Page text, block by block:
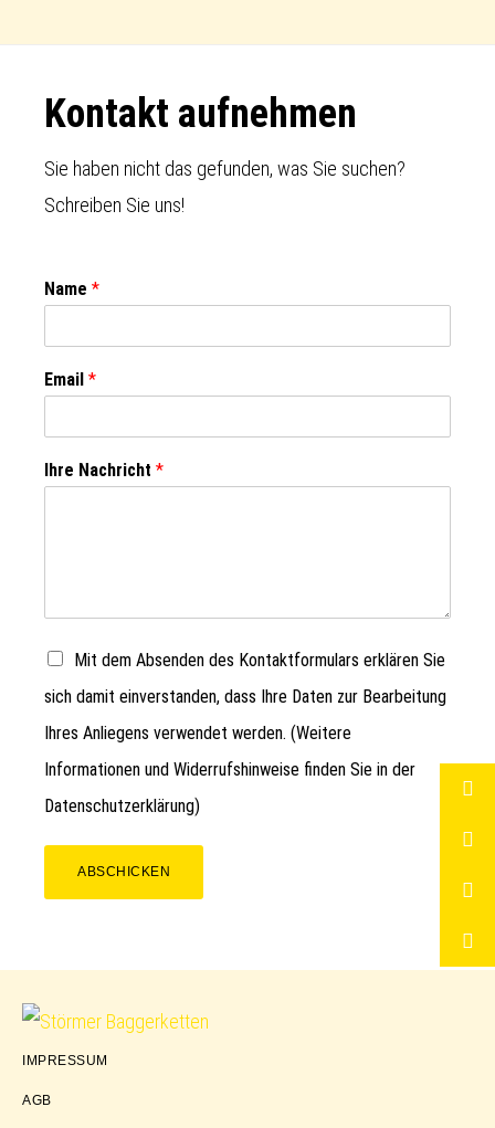
Footer
Kontakt aufnehmen
Sie haben nicht das gefunden, was Sie suchen?
Schreiben Sie uns!
Name *
Email *
Ihre Nachricht *
Mit dem Absenden des Kontaktformulars erklären Sie
sich damit einverstanden, dass Ihre Daten zur Bearbeitung
Ihres Anliegens verwendet werden. (Weitere
Informationen und Widerrufshinweise finden Sie in der
Datenschutzerklärung)
ABSCHICKEN
Störmer
IMPRESSUM
AGB